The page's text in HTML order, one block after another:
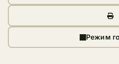
Режим